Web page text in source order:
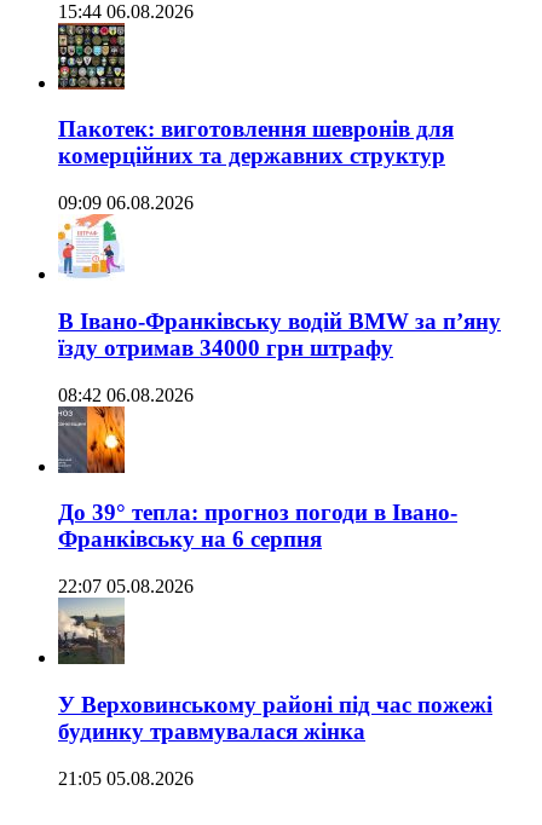
15:44 06.08.2026
Пакотек: виготовлення шевронів для
комерційних та державних структур
09:09 06.08.2026
В Івано-Франківську водій BMW за п’яну
їзду отримав 34000 грн штрафу
08:42 06.08.2026
До 39° тепла: прогноз погоди в Івано-
Франківську на 6 серпня
22:07 05.08.2026
У Верховинському районі під час пожежі
будинку травмувалася жінка
21:05 05.08.2026